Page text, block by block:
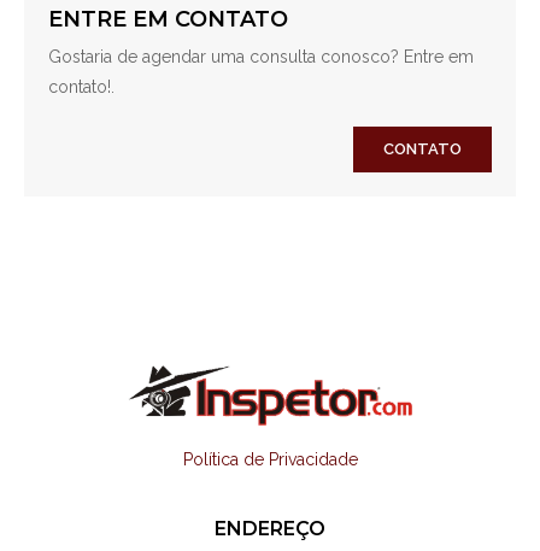
ENTRE EM CONTATO
Gostaria de agendar uma consulta conosco? Entre em
contato!.
CONTATO
Política de Privacidade
ENDEREÇO